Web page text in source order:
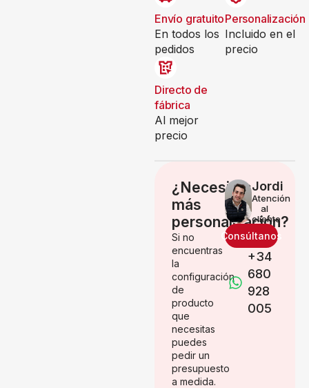
Envío gratuito
En todos los
pedidos
Personalización
Incluido en el
precio
Directo de
fábrica
Al mejor
precio
¿Necesitas
más
personalización?
Si no
encuentras
la
configuración
de
producto
que
necesitas
puedes
pedir un
presupuesto
a medida.
Jordi
Atención
al
cliente
Consúltanos
+34
680
928
005